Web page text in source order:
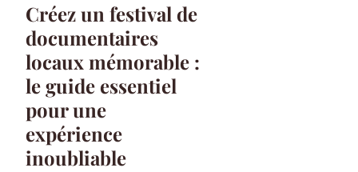
Créez un festival de
documentaires
locaux mémorable :
le guide essentiel
pour une
expérience
inoubliable